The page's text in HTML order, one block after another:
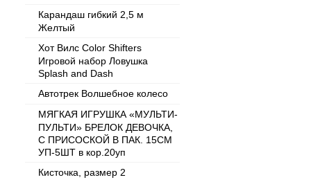
Карандаш гибкий 2,5 м
Желтый
Хот Вилс Color Shifters
Игровой набор Ловушка
Splash and Dash
Автотрек Волшебное колесо
МЯГКАЯ ИГРУШКА «МУЛЬТИ-
ПУЛЬТИ» БРЕЛОК ДЕВОЧКА,
С ПРИСОСКОЙ В ПАК. 15СМ
УП-5ШТ в кор.20уп
Кисточка, размер 2